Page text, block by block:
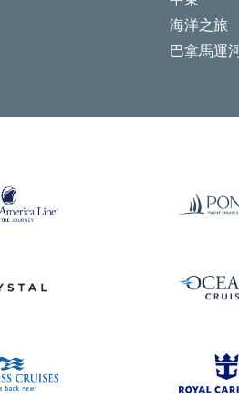
海洋之旅
巴拿馬運